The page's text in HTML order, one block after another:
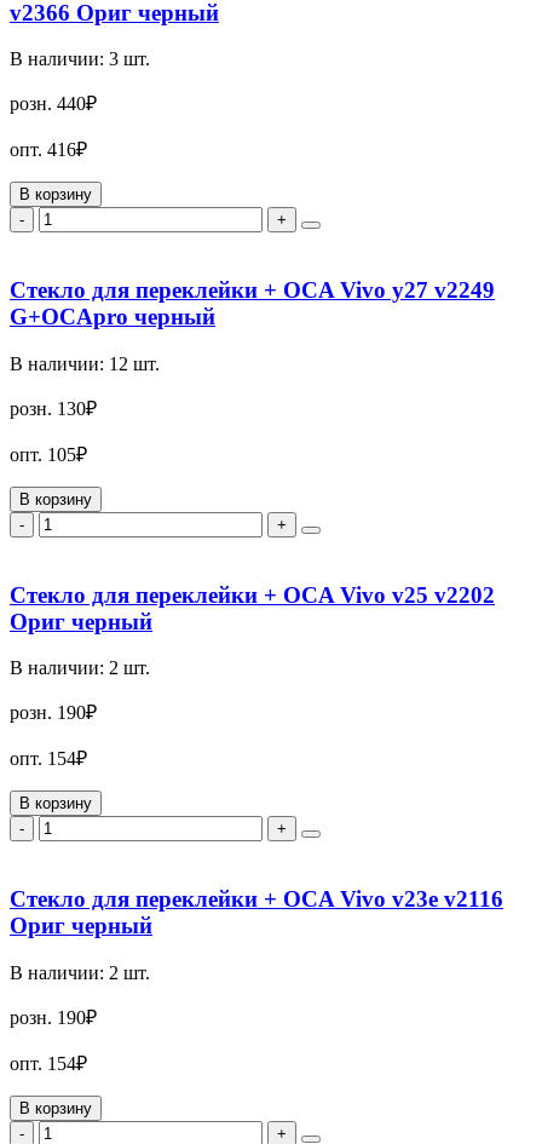
v2366 Ориг черный
В наличии: 3 шт.
розн. 440₽
опт. 416₽
В корзину
-
+
Стекло для переклейки + OCA Vivo y27 v2249
G+OCApro черный
В наличии: 12 шт.
розн. 130₽
опт. 105₽
В корзину
-
+
Стекло для переклейки + OCA Vivo v25 v2202
Ориг черный
В наличии: 2 шт.
розн. 190₽
опт. 154₽
В корзину
-
+
Стекло для переклейки + OCA Vivo v23e v2116
Ориг черный
В наличии: 2 шт.
розн. 190₽
опт. 154₽
В корзину
-
+